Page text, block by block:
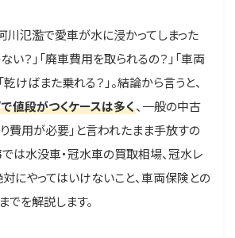
川氾濫で愛車が水に浸かってしまった
？」「廃車費用を取られるの？」「車両
乾けばまた乗れる？」。結論から言うと、
値段がつくケースは多く、一般の中古
り費用が必要」と言われたまま手放すの
は水没車・冠水車の買取相場、冠水レ
にやってはいけないこと、車両保険との
でを解説します。